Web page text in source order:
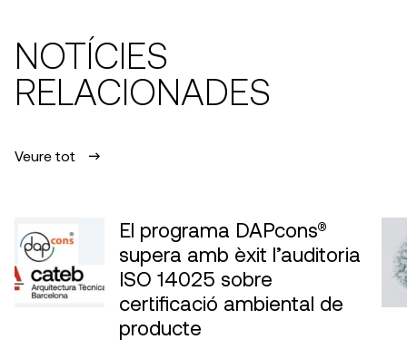
NOTÍCIES
RELACIONADES
Veure tot
El programa DAPcons®
supera amb èxit l’auditoria
ISO 14025 sobre
certificació ambiental de
producte